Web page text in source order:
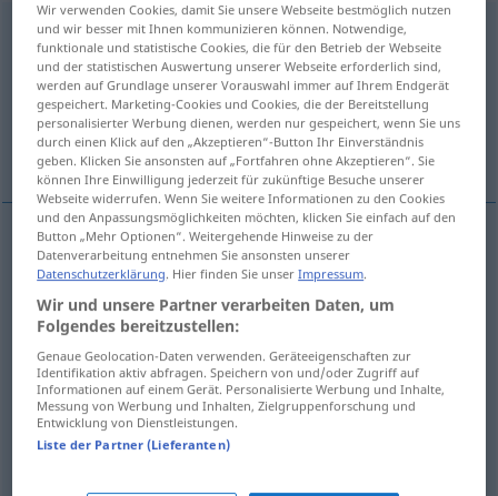
interessiert
Übersicht aller Übersetzungen
(Für mehr Details die Übersetzung anklicken/antippen)
mít zájem na dívat se se zájmem
Beispiele
interessiertseinan DAT
mít zájemna L
interessiertzuschauen
<po>dívat se se zájmem
Wir verwenden Cookies, damit Sie unsere Webseite bestmöglich nutzen
und wir besser mit Ihnen kommunizieren können. Notwendige,
funktionale und statistische Cookies, die für den Betrieb der Webseite
und der statistischen Auswertung unserer Webseite erforderlich sind,
werden auf Grundlage unserer Vorauswahl immer auf Ihrem Endgerät
gespeichert. Marketing-Cookies und Cookies, die der Bereitstellung
personalisierter Werbung dienen, werden nur gespeichert, wenn Sie uns
durch einen Klick auf den „Akzeptieren“-Button Ihr Einverständnis
geben. Klicken Sie ansonsten auf „Fortfahren ohne Akzeptieren“. Sie
können Ihre Einwilligung jederzeit für zukünftige Besuche unserer
Webseite widerrufen. Wenn Sie weitere Informationen zu den Cookies
und den Anpassungsmöglichkeiten möchten, klicken Sie einfach auf den
Button „Mehr Optionen“. Weitergehende Hinweise zu der
Datenverarbeitung entnehmen Sie ansonsten unserer
Datenschutzerklärung. Hier finden Sie unserImpressum.
Wir und unsere Partner verarbeiten Daten, um
Folgendes bereitzustellen:
Genaue Geolocation-Daten verwenden. Geräteeigenschaften zur
Identifikation aktiv abfragen. Speichern von und/oder Zugriff auf
Informationen auf einem Gerät. Personalisierte Werbung und Inhalte,
Messung von Werbung und Inhalten, Zielgruppenforschung und
Entwicklung von Dienstleistungen.
Liste der Partner (Lieferanten)